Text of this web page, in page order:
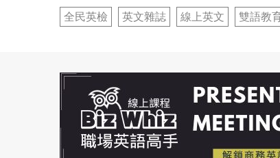
全民英檢 英文雜誌 線上英文 雙語教